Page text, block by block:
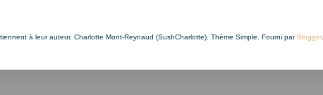
à leur auteur, Charlotte Mont-Reynaud (SushCharlotte). Thème Simple. Fourni parBlogger.